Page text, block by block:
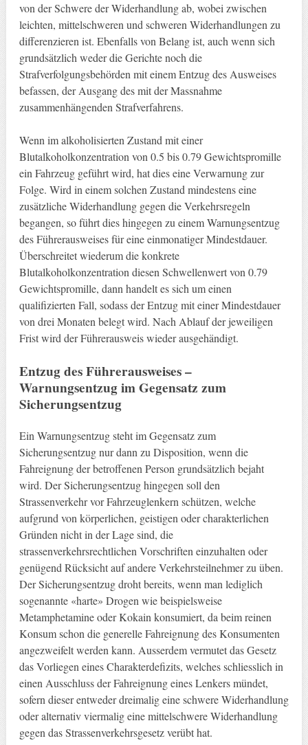
von der Schwere der Widerhandlung ab, wobei zwischen
leichten, mittelschweren und schweren Widerhandlungen zu
differenzieren ist. Ebenfalls von Belang ist, auch wenn sich
grundsätzlich weder die Gerichte noch die
Strafverfolgungsbehörden mit einem Entzug des Ausweises
befassen, der Ausgang des mit der Massnahme
zusammenhängenden Strafverfahrens.
Wenn im alkoholisierten Zustand mit einer
Blutalkoholkonzentration von 0.5 bis 0.79 Gewichtspromille
ein Fahrzeug geführt wird, hat dies eine Verwarnung zur
Folge. Wird in einem solchen Zustand mindestens eine
zusätzliche Widerhandlung gegen die Verkehrsregeln
begangen, so führt dies hingegen zu einem Warnungsentzug
des Führerausweises für eine einmonatiger Mindestdauer.
Überschreitet wiederum die konkrete
Blutalkoholkonzentration diesen Schwellenwert von 0.79
Gewichtspromille, dann handelt es sich um einen
qualifizierten Fall, sodass der Entzug mit einer Mindestdauer
von drei Monaten belegt wird. Nach Ablauf der jeweiligen
Frist wird der Führerausweis wieder ausgehändigt.
Entzug des Führerausweises –
Warnungsentzug im Gegensatz zum
Sicherungsentzug
Ein Warnungsentzug steht im Gegensatz zum
Sicherungsentzug nur dann zu Disposition, wenn die
Fahreignung der betroffenen Person grundsätzlich bejaht
wird. Der Sicherungsentzug hingegen soll den
Strassenverkehr vor Fahrzeuglenkern schützen, welche
aufgrund von körperlichen, geistigen oder charakterlichen
Gründen nicht in der Lage sind, die
strassenverkehrsrechtlichen Vorschriften einzuhalten oder
genügend Rücksicht auf andere Verkehrsteilnehmer zu üben.
Der Sicherungsentzug droht bereits, wenn man lediglich
sogenannte «harte» Drogen wie beispielsweise
Metamphetamine oder Kokain konsumiert, da beim reinen
Konsum schon die generelle Fahreignung des Konsumenten
angezweifelt werden kann. Ausserdem vermutet das Gesetz
das Vorliegen eines Charakterdefizits, welches schliesslich in
einen Ausschluss der Fahreignung eines Lenkers mündet,
sofern dieser entweder dreimalig eine schwere Widerhandlung
oder alternativ viermalig eine mittelschwere Widerhandlung
gegen das Strassenverkehrsgesetz verübt hat.